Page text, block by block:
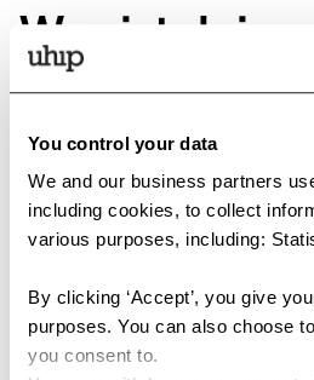
You control your data
We and our business partners
including cookies, to collect
various purposes, including:
By clicking ‘Accept’, you give
purposes. You can also choose
you consent to.
Was ist dein
Erfolg?
Für mich persönlich war der größte
USA ging und mit dem Pferd Giant
bin. Eine Erfahrung und ein Erfolg, der
Als Trainer hat das Pferd Cyber Lane
Schwedische Traberderby und hat 14